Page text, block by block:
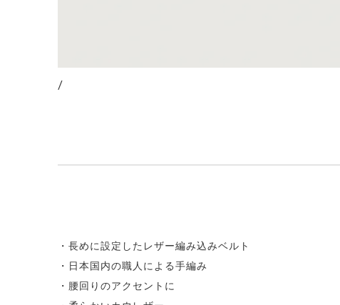
/
・長めに設定したレザー編み込みベルト
・日本国内の職人による手編み
・腰回りのアクセントに